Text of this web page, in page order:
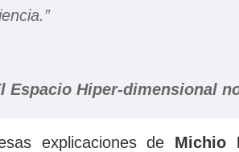
Espacio Hiper-dimensional
explicaciones de Michio